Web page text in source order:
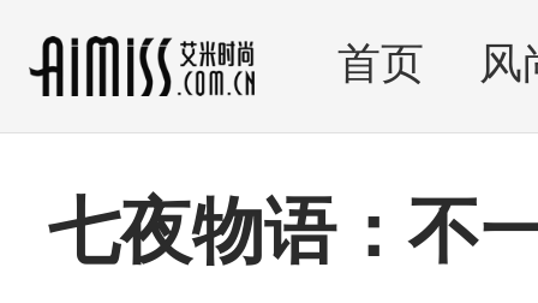
首页 风
七夜物语：不